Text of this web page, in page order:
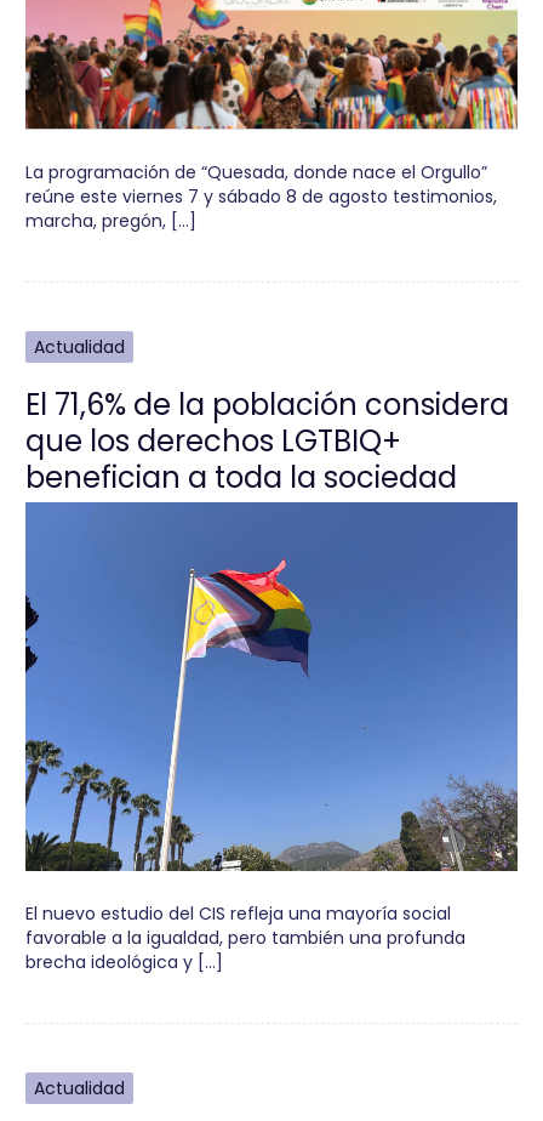
La programación de “Quesada, donde nace el Orgullo”
reúne este viernes 7 y sábado 8 de agosto testimonios,
marcha, pregón, […]
Actualidad
El 71,6% de la población considera
que los derechos LGTBIQ+
benefician a toda la sociedad
El nuevo estudio del CIS refleja una mayoría social
favorable a la igualdad, pero también una profunda
brecha ideológica y […]
Actualidad